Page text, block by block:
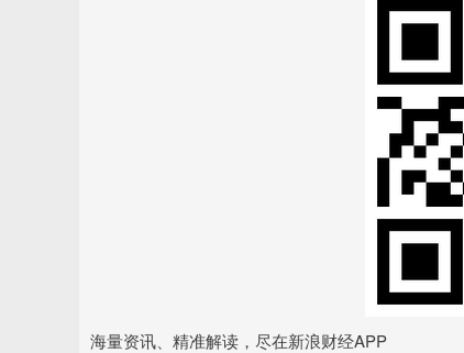
海量资讯、精准解读，尽在新浪财经APP